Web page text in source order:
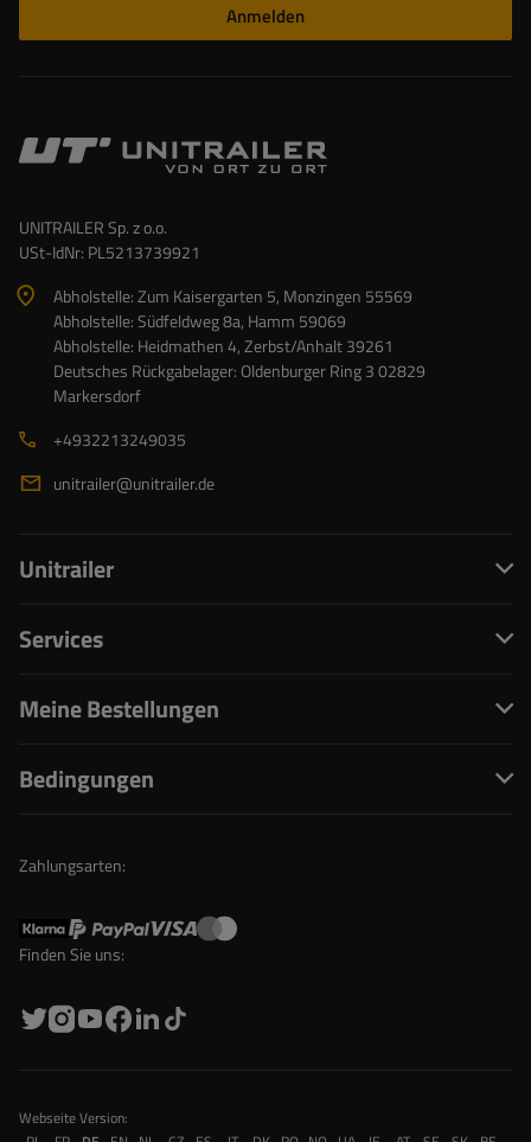
Anmelden
UNITRAILER Sp. z o.o.
USt-IdNr: PL5213739921
Abholstelle: Zum Kaisergarten 5, Monzingen 55569
Abholstelle: Südfeldweg 8a, Hamm 59069
Abholstelle: Heidmathen 4, Zerbst/Anhalt 39261
Deutsches Rückgabelager: Oldenburger Ring 3 02829
Markersdorf
+4932213249035
unitrailer@unitrailer.de
Unitrailer
Services
Meine Bestellungen
Bedingungen
Zahlungsarten:
Finden Sie uns:
Webseite Version: